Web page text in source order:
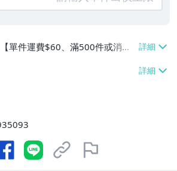
單件運費$60、滿500件或消費
免運費】